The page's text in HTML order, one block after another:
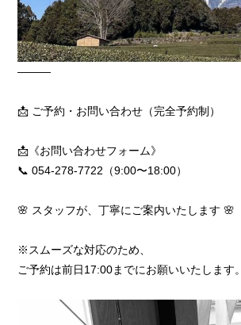
―――
📩 ご予約・お問い合わせ（完全予約制）
📩《お問い合わせフォーム》
📞 054-278-7722（9:00〜18:00）
🌸 スタッフが、丁寧にご案内いたします 🌸
※スムーズな対応のため、
ご予約は前日17:00までにお願いいたします。